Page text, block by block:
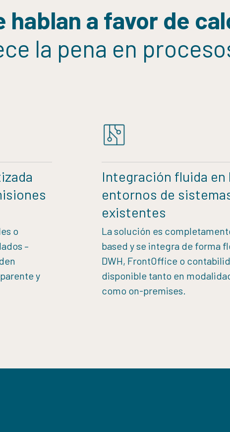
hablan a favor de
la pena en
o
–
y
Integración fluida en
entornos de
existentes
La solución es
based y se integra de forma
DWH, FrontOffice o
disponible tanto en
como on-premises.